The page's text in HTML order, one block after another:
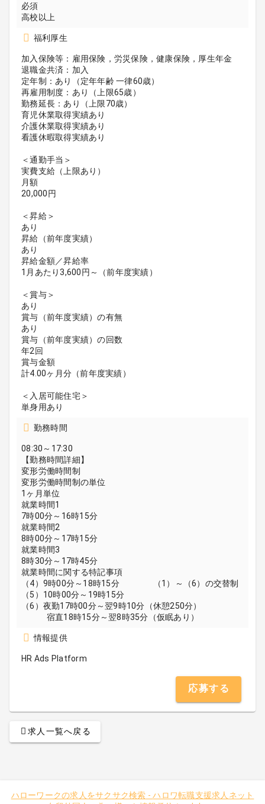
必須
高校以上
福利厚生
加入保険等：雇用保険，労災保険，健康保険，厚生年金
退職金共済：加入
定年制：あり（定年年齢 一律60歳）
再雇用制度：あり（上限65歳）
勤務延長：あり（上限70歳）
育児休業取得実績あり
介護休業取得実績あり
看護休暇取得実績あり
＜通勤手当＞
実費支給（上限あり）
月額
20,000円
＜昇給＞
あり
昇給（前年度実績）
あり
昇給金額／昇給率
1月あたり3,600円～（前年度実績）
＜賞与＞
あり
賞与（前年度実績）の有無
あり
賞与（前年度実績）の回数
年2回
賞与金額
計4.00ヶ月分（前年度実績）
＜入居可能住宅＞
単身用あり
勤務時間
08:30～17:30
【勤務時間詳細】
変形労働時間制
変形労働時間制の単位
1ヶ月単位
就業時間1
7時00分～16時15分
就業時間2
8時00分～17時15分
就業時間3
8時30分～17時45分
就業時間に関する特記事項
（4）9時00分～18時15分 （1）～（6）の交替制
（5）10時00分～19時15分
（6）夜勤17時00分～翌9時10分（休憩250分）
宿直18時15分～翌8時35分（仮眠あり）
情報提供
HR Ads Platform
応募する
求人一覧へ戻る
ハローワークの求人をサクサク検索 -ハロワ転職支援求人ネット